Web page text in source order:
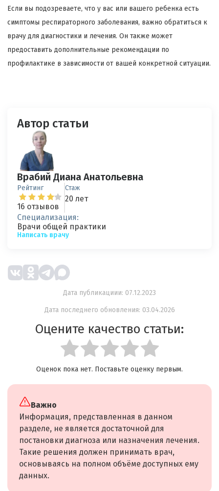
Если вы подозреваете, что у вас или вашего ребенка есть
симптомы респираторного заболевания, важно обратиться к
врачу для диагностики и лечения. Он также может
предоставить дополнительные рекомендации по
профилактике в зависимости от вашей конкретной ситуации.
Автор статьи
Врабий Диана Анатольевна
Рейтинг
16 отзывов
Стаж
20 лет
Специализация:
Врачи общей практики
Написать врачу
Дата публикациии: 07.12.2023
Дата последнего обновления: 03.04.2026
Оцените качество статьи:
Оценок пока нет. Поставьте оценку первым.
Важно
Информация, представленная в данном
разделе, не является достаточной для
постановки диагноза или назначения лечения.
Такие решения должен принимать врач,
основываясь на полном объёме доступных ему
данных.